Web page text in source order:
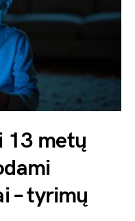
13 metų
– tyrimų